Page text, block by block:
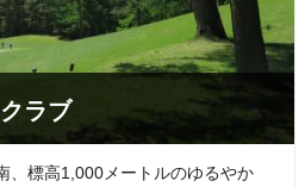
ラブ
、標高1,000メートルのゆるやか